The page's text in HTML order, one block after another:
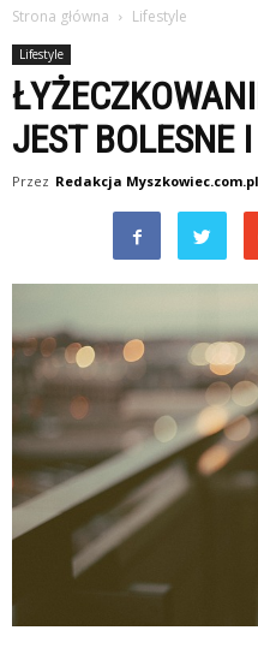
Strona główna Lifestyle
Lifestyle
JEST BOLESNE
Przez Redakcja Myszkowiec.com.pl